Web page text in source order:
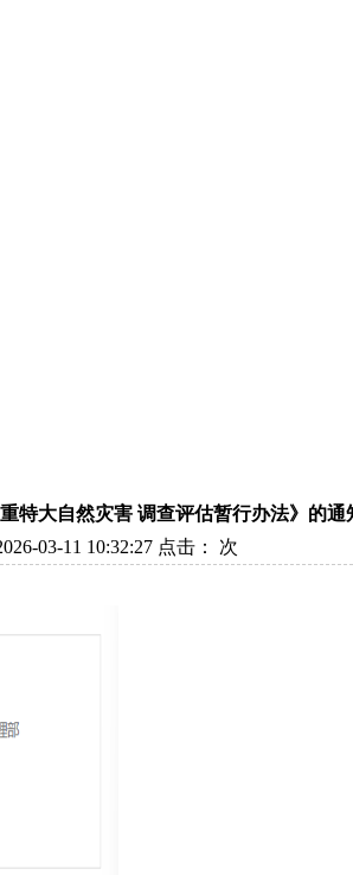
特大自然灾害 调查评估暂行办法》的通
03-11 10:32:27 点击： 次